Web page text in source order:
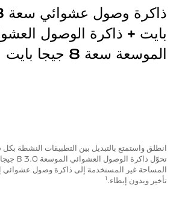
بايت + ذاكرة الوصول
الموسعة سعة 8 جيجا بايت
انطلق واستمتع بالتبديل بين التطبيقات النشطة
تحوّل ذاكرة
المساحة غير المستخدمة إلى ذاكرة وصول عشوائي
تأخير وبدون إبطاء.1